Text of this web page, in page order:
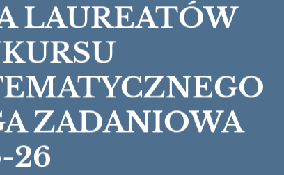
LAUREATÓW
ZADANIOWA
26